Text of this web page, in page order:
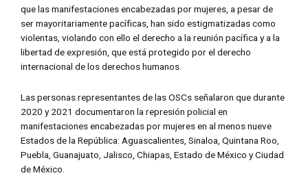
que las manifestaciones encabezadas por mujeres, a pesar de
ser mayoritariamente pacíficas, han sido estigmatizadas como
violentas, violando con ello el derecho a la reunión pacífica y a la
libertad de expresión, que está protegido por el derecho
internacional de los derechos humanos.
Las personas representantes de las OSCs señalaron que durante
2020 y 2021 documentaron la represión policial en
manifestaciones encabezadas por mujeres en al menos nueve
Estados de la República: Aguascalientes, Sinaloa, Quintana Roo,
Puebla, Guanajuato, Jalisco, Chiapas, Estado de México y Ciudad
de México.